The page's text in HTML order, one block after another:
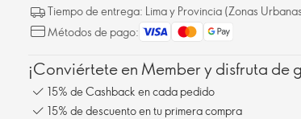
Tiempo de entrega: Lima y Provincia (Zonas
Métodos de pago:
¡Conviértete en Member y disfruta de
15% de Cashback en cada pedido
15% de descuento en tu primera compra